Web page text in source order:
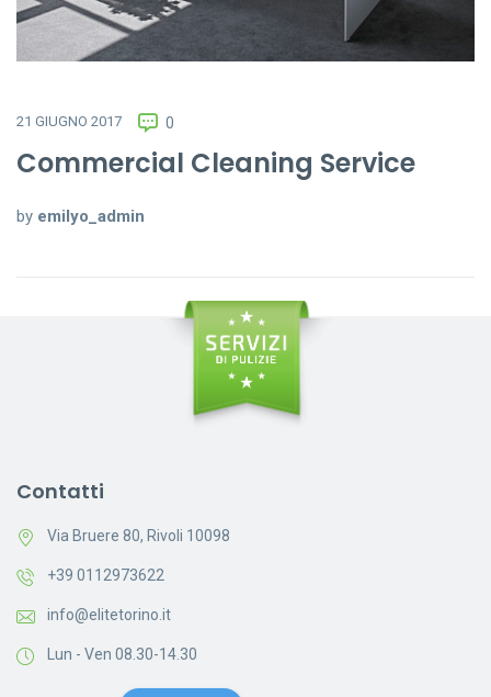
21 GIUGNO 2017 0
Commercial Cleaning Service
by emilyo_admin
Contatti
Via Bruere 80, Rivoli 10098
+39 0112973622
info@elitetorino.it
Lun - Ven 08.30-14.30